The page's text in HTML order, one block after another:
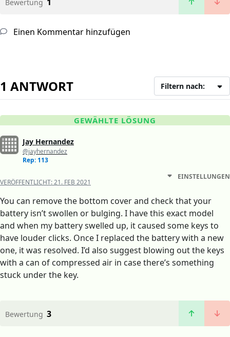
Bewertung
Einen Kommentar hinzufügen
1 ANTWORT Filtern nach:
GEWÄHLTE LÖSUNG
Jay Hernandez
@jayhernandez
Rep: 113
VERÖFFENTLICHT:21. FEB 2021
EINSTELLUNGEN
You can remove the bottom cover and check that your
battery isn’t swollen or bulging. I have this exact model
and when my battery swelled up, it caused some keys to
have louder clicks. Once I replaced the battery with a new
one, it was resolved. I’d also suggest blowing out the keys
with a can of compressed air in case there’s something
stuck under the key.
Bewertung 3